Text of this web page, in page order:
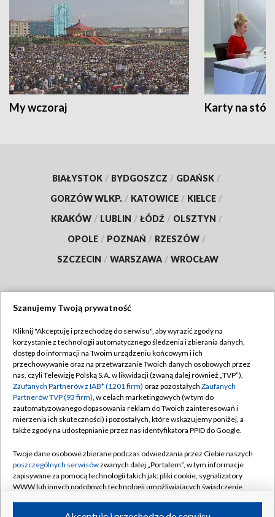
My wczoraj Karty na
BIAŁYSTOK / BYDGOSZCZ / GDAŃSK /
GORZÓW WLKP. / KATOWICE / KIELCE /
KRAKÓW / LUBLIN / ŁÓDŹ / OLSZTYN /
OPOLE / POZNAŃ / RZESZÓW /
SZCZECIN / WARSZAWA / WROCŁAW
TVP
Abonament TVP
Emisja w TVP
Centrum informacji TVP
Naziemna Telewizja Cyfrowa
Rada Programowa
System NOS
Informacje o nadawcy
Regulamin TVP
Polityka prywatności
Moje zgody
Pomoc
Kontakt
Kanały
Szanujemy Twoją prywatność
Kliknij "Akceptuję i przechodzę do serwisu", aby wyrazić zgody na
korzystanie z technologii automatycznego śledzenia i zbierania danych,
dostęp do informacji na Twoim urządzeniu końcowym i ich
przechowywanie oraz na przetwarzanie Twoich danych osobowych przez
nas, czyli Telewizję Polską S.A. w likwidacji (zwaną dalej również „TVP”),
Zaufanych Partnerów z IAB* (1201 firm) oraz pozostałych Zaufanych
Partnerów TVP (93 firm), w celach marketingowych (w tym do
zautomatyzowanego dopasowania reklam do Twoich zainteresowań i
mierzenia ich skuteczności) i pozostałych, które wskazujemy poniżej, a
także zgody na udostępnianie przez nas identyfikatora PPID do Google.
Twoje dane osobowe zbierane podczas odwiedzania przez Ciebie naszych
poszczególnych serwisówzwanych dalej „Portalem”, w tym informacje
zapisywane za pomocą technologii takich jak: pliki cookie, sygnalizatory
WWW lub innych podobnych technologii umożliwiających świadczenie